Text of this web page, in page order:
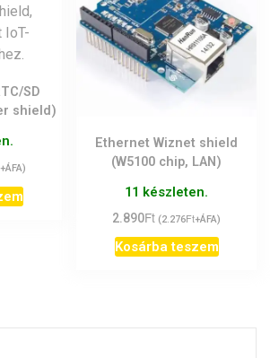
SD
shield)
+ÁFA)
Ethernet Wiznet shield
(W5100 chip, LAN)
11 készleten.
2.890Ft (2.276Ft+ÁFA)
Kosárba teszem